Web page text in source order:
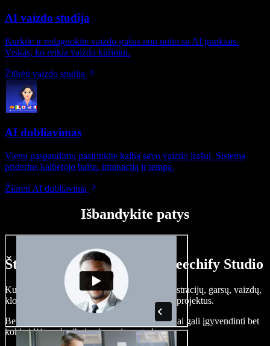
AI vaizdo studija
Kurkite ir redaguokite vaizdo įrašus nuo nulio su AI įrankiais.
Viskas, ko reikia vaizdo kūrimui.
Žiūrėti vaizdo studiją
AI dubliavimas
Vienu paspaudimu pasirinkite kalbą savo vaizdo įrašui. Sistema
priderins kalbėtojo balsą, intonaciją ir tempą.
Žiūrėti AI dubliavimą
Išbandykite patys
Štai ką galite nuveikti su Speechify Studio
Kurkite įgarsinimus, pridėkite nemokamų iliustracijų, garsų, vaizdų,
klonuokite balsą – kurkite pilnus, įspūdingus projektus.
Be jokių mokymų ir viskas naršyklėje – kūrėjai gali įgyvendinti bet
kokią idėją, neberibojami senųjų metodų.